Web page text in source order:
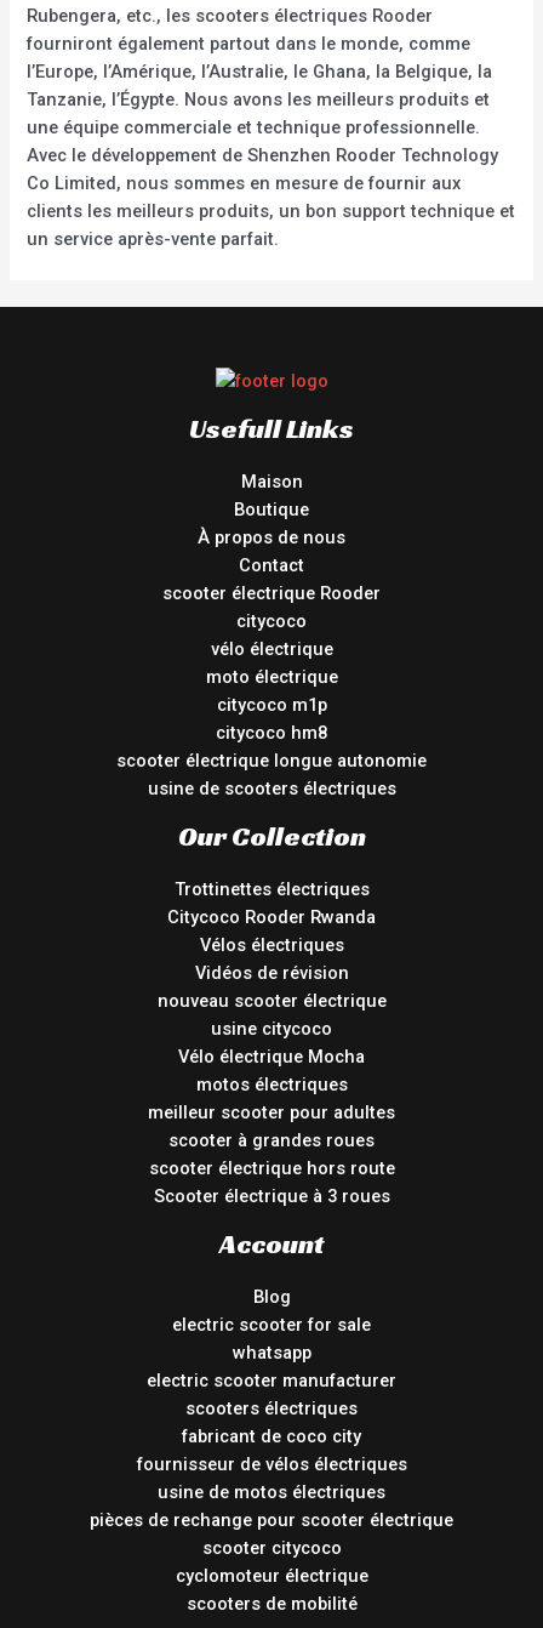
Rubengera, etc., les scooters électriques Rooder
fourniront également partout dans le monde, comme
l’Europe, l’Amérique, l’Australie, le Ghana, la Belgique, la
Tanzanie, l’Égypte. Nous avons les meilleurs produits et
une équipe commerciale et technique professionnelle.
Avec le développement de Shenzhen Rooder Technology
Co Limited, nous sommes en mesure de fournir aux
clients les meilleurs produits, un bon support technique et
un service après-vente parfait.
Usefull Links
Maison
Boutique
À propos de nous
Contact
scooter électrique Rooder
citycoco
vélo électrique
moto électrique
citycoco m1p
citycoco hm8
scooter électrique longue autonomie
usine de scooters électriques
Our Collection
Trottinettes électriques
Citycoco Rooder Rwanda
Vélos électriques
Vidéos de révision
nouveau scooter électrique
usine citycoco
Vélo électrique Mocha
motos électriques
meilleur scooter pour adultes
scooter à grandes roues
scooter électrique hors route
Scooter électrique à 3 roues
Account
Blog
electric scooter for sale
whatsapp
electric scooter manufacturer
scooters électriques
fabricant de coco city
fournisseur de vélos électriques
usine de motos électriques
pièces de rechange pour scooter électrique
scooter citycoco
cyclomoteur électrique
scooters de mobilité